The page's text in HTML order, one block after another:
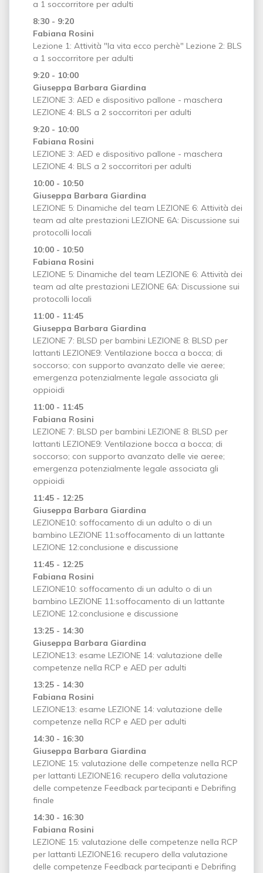
a 1 soccorritore per adulti
8:30 - 9:20
Fabiana Rosini
Lezione 1: Attività "la vita ecco perchè" Lezione 2: BLS
a 1 soccorritore per adulti
9:20 - 10:00
Giuseppa Barbara Giardina
LEZIONE 3: AED e dispositivo pallone - maschera
LEZIONE 4: BLS a 2 soccorritori per adulti
9:20 - 10:00
Fabiana Rosini
LEZIONE 3: AED e dispositivo pallone - maschera
LEZIONE 4: BLS a 2 soccorritori per adulti
10:00 - 10:50
Giuseppa Barbara Giardina
LEZIONE 5: Dinamiche del team LEZIONE 6: Attività dei
team ad alte prestazioni LEZIONE 6A: Discussione sui
protocolli locali
10:00 - 10:50
Fabiana Rosini
LEZIONE 5: Dinamiche del team LEZIONE 6: Attività dei
team ad alte prestazioni LEZIONE 6A: Discussione sui
protocolli locali
11:00 - 11:45
Giuseppa Barbara Giardina
LEZIONE 7: BLSD per bambini LEZIONE 8: BLSD per
lattanti LEZIONE9: Ventilazione bocca a bocca; di
soccorso; con supporto avanzato delle vie aeree;
emergenza potenzialmente legale associata gli
oppioidi
11:00 - 11:45
Fabiana Rosini
LEZIONE 7: BLSD per bambini LEZIONE 8: BLSD per
lattanti LEZIONE9: Ventilazione bocca a bocca; di
soccorso; con supporto avanzato delle vie aeree;
emergenza potenzialmente legale associata gli
oppioidi
11:45 - 12:25
Giuseppa Barbara Giardina
LEZIONE10: soffocamento di un adulto o di un
bambino LEZIONE 11:soffocamento di un lattante
LEZIONE 12:conclusione e discussione
11:45 - 12:25
Fabiana Rosini
LEZIONE10: soffocamento di un adulto o di un
bambino LEZIONE 11:soffocamento di un lattante
LEZIONE 12:conclusione e discussione
13:25 - 14:30
Giuseppa Barbara Giardina
LEZIONE13: esame LEZIONE 14: valutazione delle
competenze nella RCP e AED per adulti
13:25 - 14:30
Fabiana Rosini
LEZIONE13: esame LEZIONE 14: valutazione delle
competenze nella RCP e AED per adulti
14:30 - 16:30
Giuseppa Barbara Giardina
LEZIONE 15: valutazione delle competenze nella RCP
per lattanti LEZIONE16: recupero della valutazione
delle competenze Feedback partecipanti e Debrifing
finale
14:30 - 16:30
Fabiana Rosini
LEZIONE 15: valutazione delle competenze nella RCP
per lattanti LEZIONE16: recupero della valutazione
delle competenze Feedback partecipanti e Debrifing